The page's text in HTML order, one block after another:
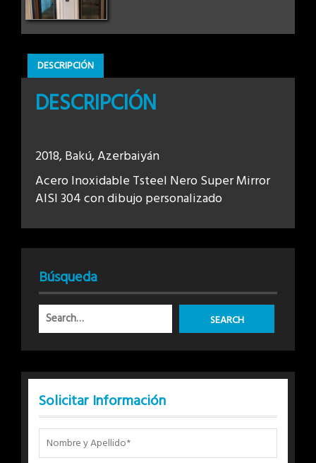
DESCRIPCIÓN
DESCRIPCIÓN
2018, Bakú, Azerbaiyán
Acero Inoxidable Tsteel Nero Super Mirror
AISI 304 con dibujo personalizado
Búsqueda
Solicitar Información